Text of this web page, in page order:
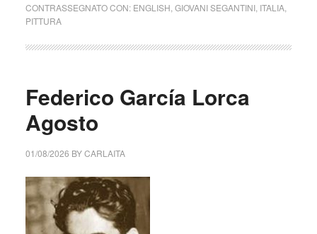
CONTRASSEGNATO CON: ENGLISH GIOVANI SEGANTINI, ITALIA,
PITTURA
Federico García Lorca
Agosto
01/08/2026 BYCARLAITA